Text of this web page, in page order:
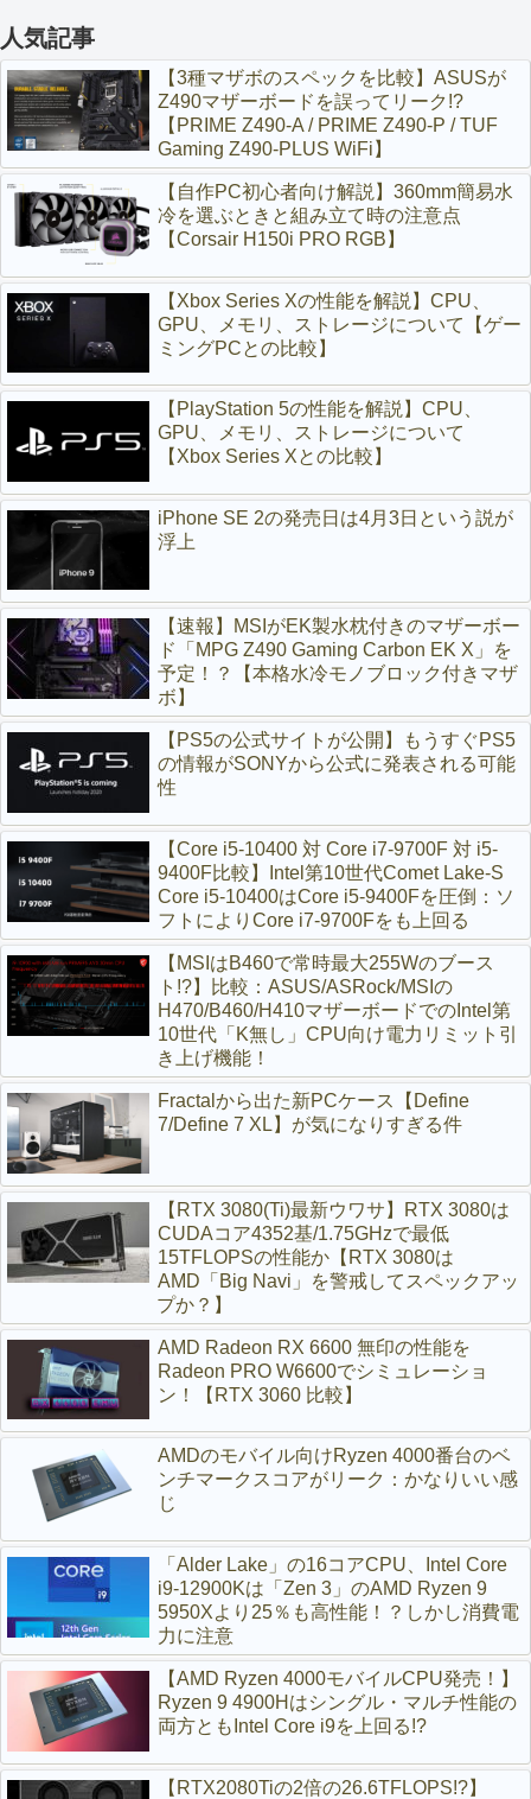
人気記事
【3種マザボのスペックを比較】ASUSが
Z490マザーボードを誤ってリーク!?
【PRIME Z490-A / PRIME Z490-P / TUF
Gaming Z490-PLUS WiFi】
【自作PC初心者向け解説】360mm簡易水
冷を選ぶときと組み立て時の注意点
【Corsair H150i PRO RGB】
【Xbox Series Xの性能を解説】CPU、
GPU、メモリ、ストレージについて【ゲー
ミングPCとの比較】
【PlayStation 5の性能を解説】CPU、
GPU、メモリ、ストレージについて
【Xbox Series Xとの比較】
iPhone SE 2の発売日は4月3日という説が
浮上
【速報】MSIがEK製水枕付きのマザーボー
ド「MPG Z490 Gaming Carbon EK X」を
予定！？【本格水冷モノブロック付きマザ
ボ】
【PS5の公式サイトが公開】もうすぐPS5
の情報がSONYから公式に発表される可能
性
【Core i5-10400 対 Core i7-9700F 対 i5-
9400F比較】Intel第10世代Comet Lake-S
Core i5-10400はCore i5-9400Fを圧倒：ソ
フトによりCore i7-9700Fをも上回る
【MSIはB460で常時最大255Wのブース
ト!?】比較：ASUS/ASRock/MSIの
H470/B460/H410マザーボードでのIntel第
10世代「K無し」CPU向け電力リミット引
き上げ機能！
Fractalから出た新PCケース【Define
7/Define 7 XL】が気になりすぎる件
【RTX 3080(Ti)最新ウワサ】RTX 3080は
CUDAコア4352基/1.75GHzで最低
15TFLOPSの性能か【RTX 3080は
AMD「Big Navi」を警戒してスペックアッ
プか？】
AMD Radeon RX 6600 無印の性能を
Radeon PRO W6600でシミュレーショ
ン！【RTX 3060 比較】
AMDのモバイル向けRyzen 4000番台のベ
ンチマークスコアがリーク：かなりいい感
じ
「Alder Lake」の16コアCPU、Intel Core
i9-12900Kは「Zen 3」のAMD Ryzen 9
5950Xより25％も高性能！？しかし消費電
力に注意
【AMD Ryzen 4000モバイルCPU発売！】
Ryzen 9 4900Hはシングル・マルチ性能の
両方ともIntel Core i9を上回る!?
【RTX2080Tiの2倍の26.6TFLOPS!?】